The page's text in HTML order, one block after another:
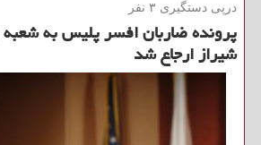
درپی دستگیری ۳ نفر
پرونده ضاربان افسر پلیس به
شیراز ارجاع شد